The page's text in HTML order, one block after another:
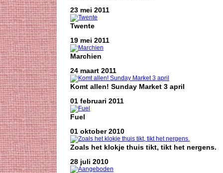
23 mei 2011
Twente
19 mei 2011
Marchien
24 maart 2011
Komt allen! Sunday Market 3 april
01 februari 2011
Fuel
01 oktober 2010
Zoals het klokje thuis tikt, tikt het nergens.
28 juli 2010